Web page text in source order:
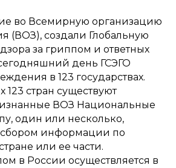
во Всемирную организацию
(ВОЗ), создали Глобальную
за гриппом и ответных
день ГСЭГО
в 123 государствах.
123 стран существуют
ВОЗ Национальные
один или несколько,
сбором информации по
или ее части.
в России осуществляется в